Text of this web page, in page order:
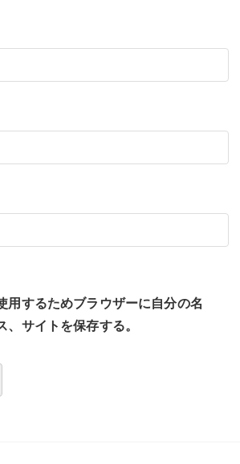
用するためブラウザーに自分の名
サイトを保存する。